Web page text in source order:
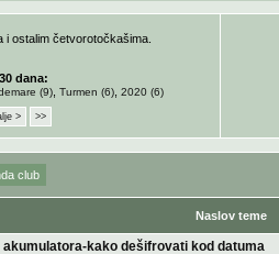
i ostalim četvorotočkašima.
dana:
(9) Turmen (6) 2020 (6)
> >>
club
Naslov teme
kako dešifrovati kod datuma